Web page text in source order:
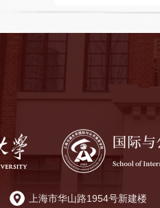
上海市华山路1954号新建楼